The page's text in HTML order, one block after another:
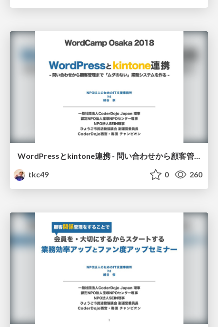
WordPressとkintone連携 - 問い合わせから顧客管理まで「ムダのない」業務システムを作る -
tkc49
0 260